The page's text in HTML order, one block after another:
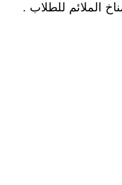
الملائم للطلاب .